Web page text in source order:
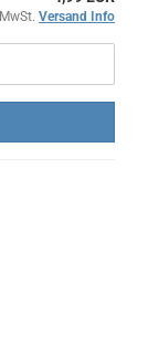
Versand Info